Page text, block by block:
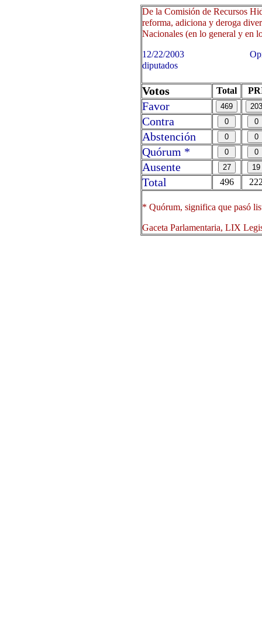
De la Comisión de Recursos
reforma, adiciona y deroga
Nacionales (en lo general y en
12/22/2003 Oprima
diputados
Votos Total
Favor
Contra
Abstención
Quórum *
Ausente
Total
496
* Quórum, significa que pasó
Gaceta Parlamentaria, LIX